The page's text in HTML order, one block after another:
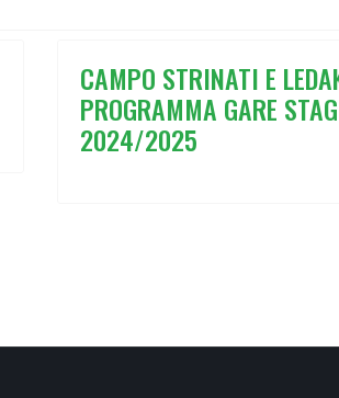
CAMPO STRINATI E
PROGRAMMA GARE
2024/2025